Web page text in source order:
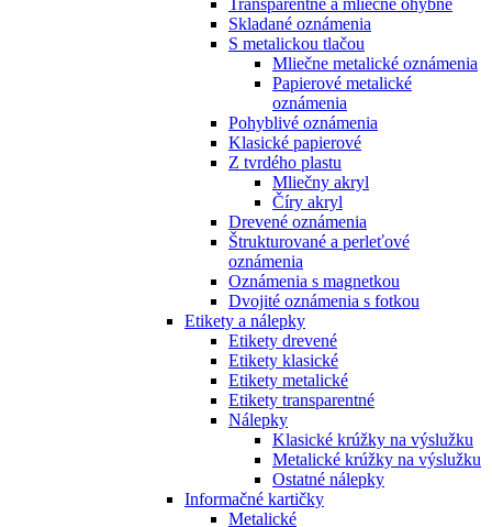
Transparentné a mliečne ohybné
Skladané oznámenia
S metalickou tlačou
Mliečne metalické oznámenia
Papierové metalické
oznámenia
Pohyblivé oznámenia
Klasické papierové
Z tvrdého plastu
Mliečny akryl
Číry akryl
Drevené oznámenia
Štrukturované a perleťové
oznámenia
Oznámenia s magnetkou
Dvojité oznámenia s fotkou
Etikety a nálepky
Etikety drevené
Etikety klasické
Etikety metalické
Etikety transparentné
Nálepky
Klasické krúžky na výslužku
Metalické krúžky na výslužku
Ostatné nálepky
Informačné kartičky
Metalické